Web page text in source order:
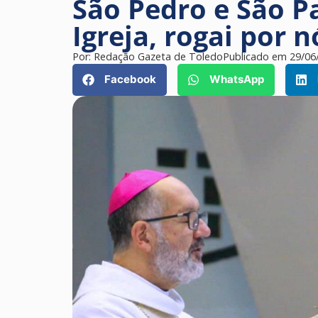
São Pedro e São
Igreja, rogai por
Por:Redação Gazeta de ToledoPublicado em 29/
Facebook
WhatsApp